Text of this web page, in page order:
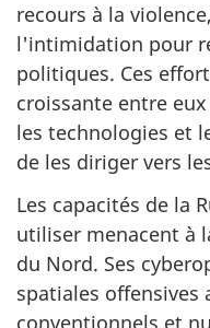
recours à la
l'intimidation pour
politiques. Ces
croissante entre
les technologies et
de les diriger vers
Les capacités de la
utiliser menacent à
du Nord. Ses
spatiales offensives
conventionnels et